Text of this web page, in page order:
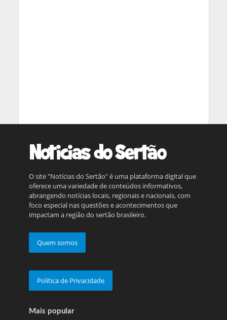
O site "Notícias do Sertão" é uma plataforma digital que
oferece uma variedade de conteúdos informativos,
abrangendo notícias locais, regionais e nacionais, com
foco especial nas questões e acontecimentos que
impactam a região do sertão brasileiro.
Quem somos
Politica de Privacidade
Mais popular